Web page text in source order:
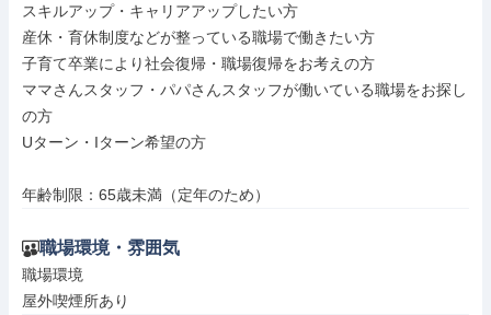
スキルアップ・キャリアアップしたい方
産休・育休制度などが整っている職場で働きたい方
子育て卒業により社会復帰・職場復帰をお考えの方
ママさんスタッフ・パパさんスタッフが働いている職場をお探し
の方
Uターン・Iターン希望の方
年齢制限：65歳未満（定年のため）
職場環境・雰囲気
職場環境
屋外喫煙所あり